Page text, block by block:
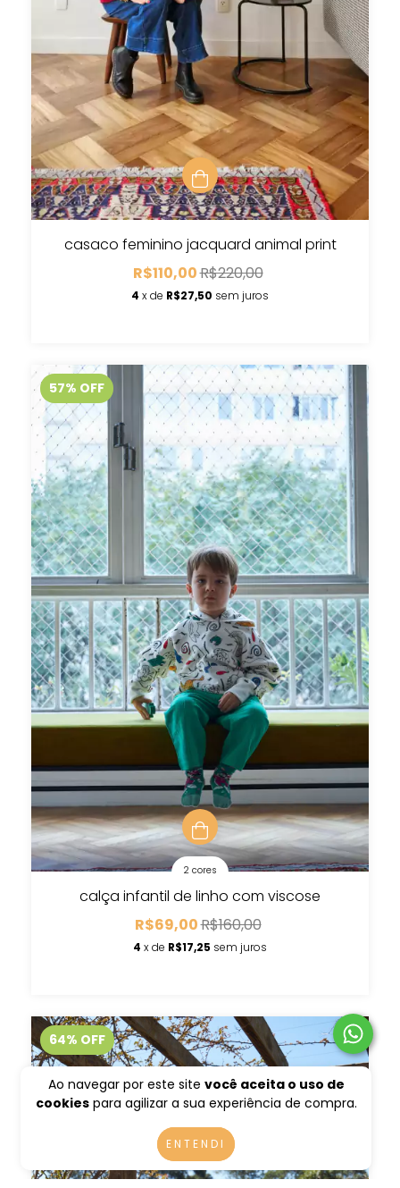
Ao navegar por este site você aceita o uso de
cookiespara agilizar a sua experiência de compra.
ENTENDI
casaco feminino jacquard animal print
R$110,00R$220,00
4 x de R$27,50 sem juros
57% OFF
2 cores
calça infantil de linho com viscose
R$69,00R$160,00
4 x de R$17,25 sem juros
64% OFF